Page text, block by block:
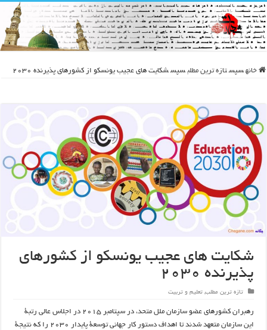
خانه سپس تازه ترین مطلب سپس شکایت های عجیب یونسکو از کشورهای پذیرنده 2030
شکایت های عجیب یونسکو از کشورهای
پذیرنده 2030
تازه ترین مطلب,تعلیم و تربیت
رهبران کشورهای عضو سازمان ملل متحد، در سپتامبر 2015 در اجلاس عالی رتبۀ
این سازمان متعهد شدند تا اهداف دستور کار جهانی توسعۀ پایدار 2030 را که نتیجۀ